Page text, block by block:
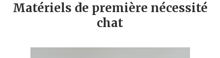
Matériels de première nécessité
chat